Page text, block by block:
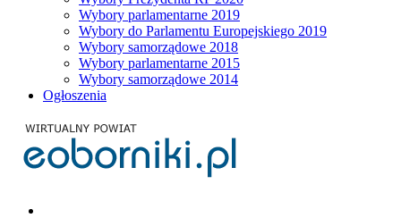
Wybory parlamentarne 2019
Wybory do Parlamentu Europejskiego 2019
Wybory samorządowe 2018
Wybory parlamentarne 2015
Wybory samorządowe 2014
Ogłoszenia